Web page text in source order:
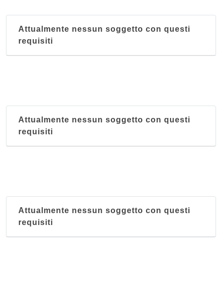
Attualmente nessun soggetto con questi
requisiti
Attualmente nessun soggetto con questi
requisiti
Attualmente nessun soggetto con questi
requisiti